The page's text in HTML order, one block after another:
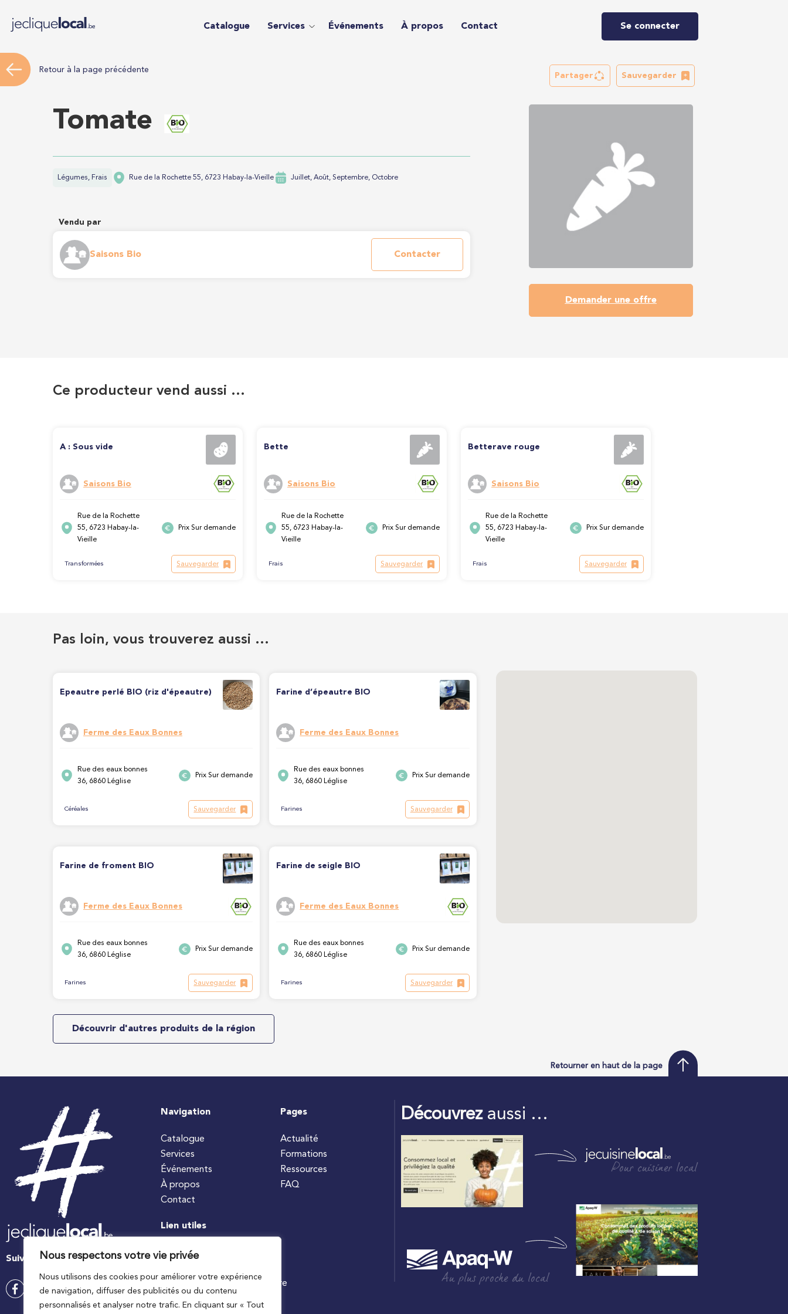
Nous respectons votre vie privée
Nous utilisons des cookies pour améliorer votre expérience
de navigation, diffuser des publicités ou du contenu
personnalisés et analyser notre trafic. En cliquant sur « Tout
Catalogue Services Événements À propos Contact Se connecter
Retour à la page précédente
Partager Sauvegarder
Tomate
Légumes, Frais Rue de la Rochette 55, 6723 Habay-la-Vieille Juillet, Août, Septembre, Octobre
Vendu par
Saisons Bio Contacter
Demander une offre
Ce producteur vend aussi …
A : Sous vide
Saisons Bio
Rue de la Rochette
55, 6723 Habay-la-
Vieille
Prix Sur demande
Transformées Sauvegarder
Bette
Saisons Bio
Rue de la Rochette
55, 6723 Habay-la-
Vieille
Prix Sur demande
Frais Sauvegarder
Betterave rouge
Saisons Bio
Rue de la Rochette
55, 6723 Habay-la-
Vieille
Prix Sur demande
Frais Sauvegarder
Pas loin, vous trouverez aussi …
Epeautre perlé BIO (riz d'épeautre)
Ferme des Eaux Bonnes
Rue des eaux bonnes
36, 6860 Léglise
Prix Sur demande
Céréales Sauvegarder
Farine d’épeautre BIO
Ferme des Eaux Bonnes
Rue des eaux bonnes
36, 6860 Léglise
Prix Sur demande
Farines Sauvegarder
Farine de froment BIO
Ferme des Eaux Bonnes
Rue des eaux bonnes
36, 6860 Léglise
Prix Sur demande
Farines Sauvegarder
Farine de seigle BIO
Ferme des Eaux Bonnes
Rue des eaux bonnes
36, 6860 Léglise
Prix Sur demande
Farines Sauvegarder
Découvrir d'autres produits de la région
Retourner en haut de la page
Suivez-nous
Navigation
Catalogue
Services
Événements
À propos
Contact
Pages
Actualité
Formations
Ressources
FAQ
Lien utiles
#jecuisinelocal
Ministre wallon de l’agriculture
Découvrezaussi …
Pour cuisiner local
Au plus proche du local